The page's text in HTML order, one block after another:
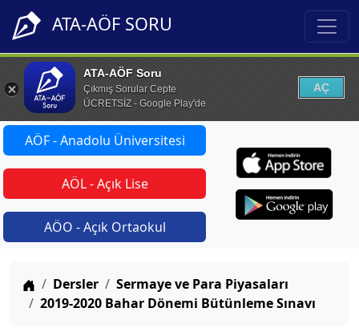
ATA-AÖF SORU
ATA-AÖF Soru
Çıkmış Sorular Cepte
ÜCRETSİZ - Google Play'de
AÇ
AÖF - Anadolu Üniversitesi
AÖL - Açık Lise
AÖO - Açık Ortaokul
Anasayfa
Dersler
Sermaye ve Para Piyasaları
2019-2020 Bahar Dönemi Bütünleme Sınavı